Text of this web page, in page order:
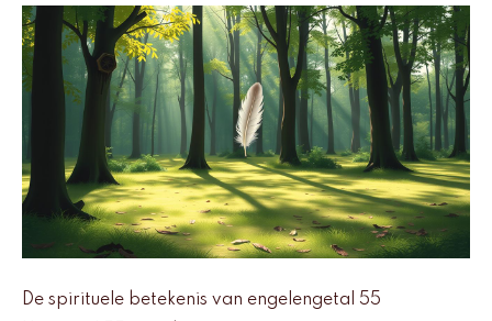
De spirituele betekenis van engelengetal 55